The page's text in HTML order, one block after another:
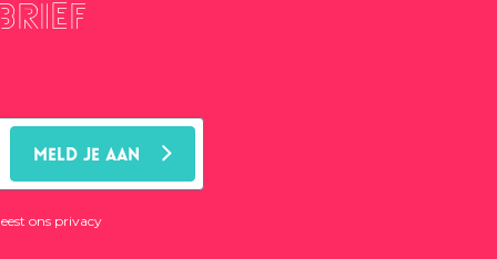
MELD JE AAN
ons privacy